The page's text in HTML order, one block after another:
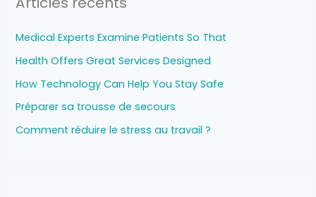
e
c
h
e
r
Medical Experts Examine Patients So That
Health Offers Great Services Designed
How Technology Can Help You Stay Safe
Préparer sa trousse de secours
Comment réduire le stress au travail ?